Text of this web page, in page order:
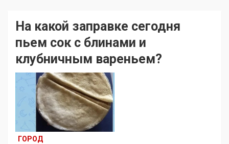
На какой заправке сегодня
пьем сок с блинами и
клубничным вареньем?
ГОРОД